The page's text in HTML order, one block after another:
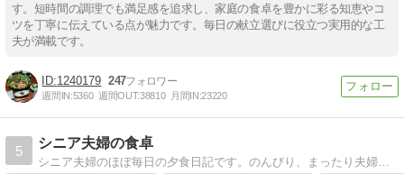
す。短時間の調理でも満足感を追求し、家庭の食卓を豊かに彩る知恵やコ
ツを丁寧に伝えている点が魅力です。毎日の献立選びに役立つ実用的な工
夫が満載です。
1240179 247
週間IN:5360 週間OUT:38810 月間IN:23220
5
シニア夫婦の食卓
シニア夫婦のほぼ毎日の夕食日記です。のんびり、まったり夫婦のおとぼけの毎日をつづります。